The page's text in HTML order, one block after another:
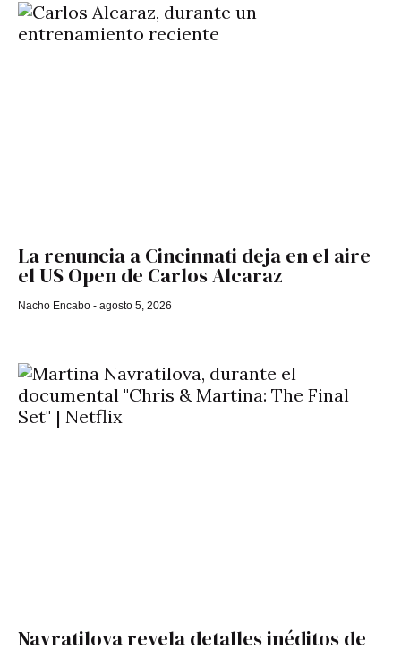
La renuncia a Cincinnati deja en el aire
el US Open de Carlos Alcaraz
Nacho Encabo agosto 5, 2026
Navratilova revela detalles inéditos de